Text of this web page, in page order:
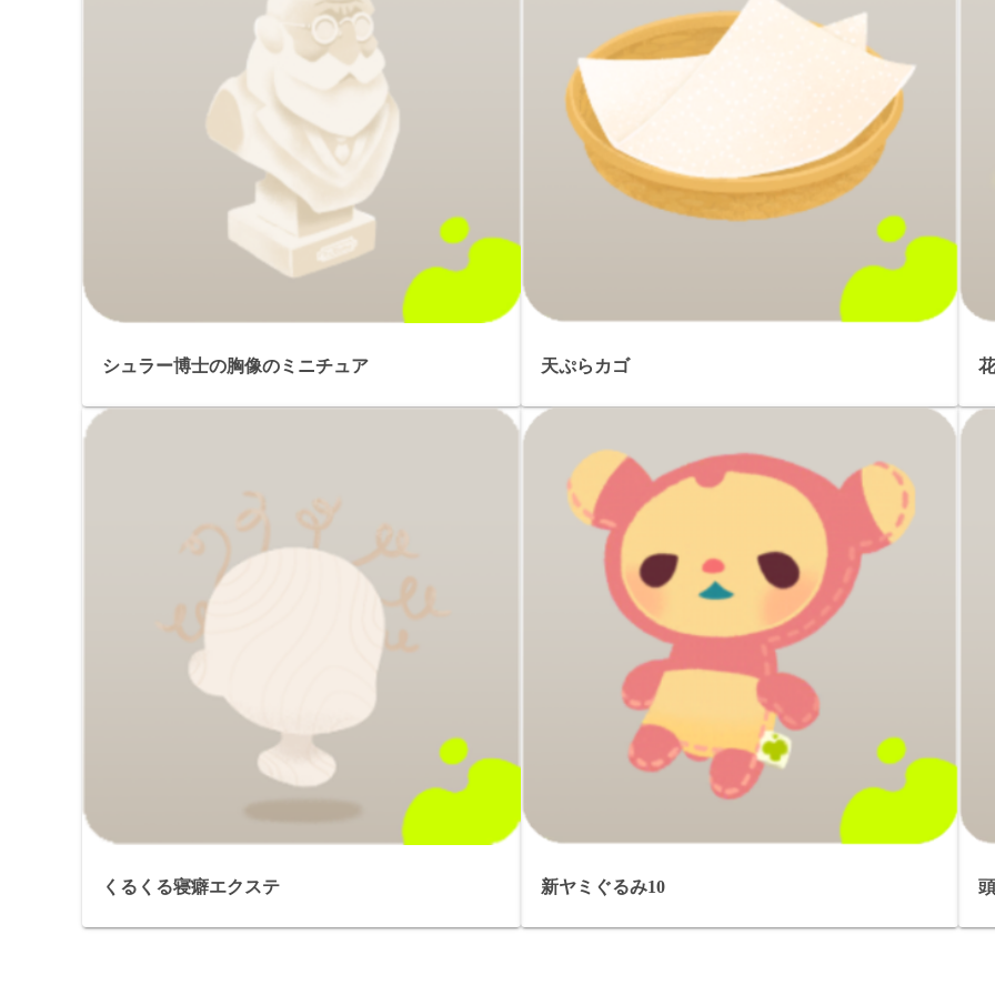
シュラー博士の胸像のミニチュア 天ぷらカゴ
くるくる寝癖エクステ 新ヤミぐるみ10